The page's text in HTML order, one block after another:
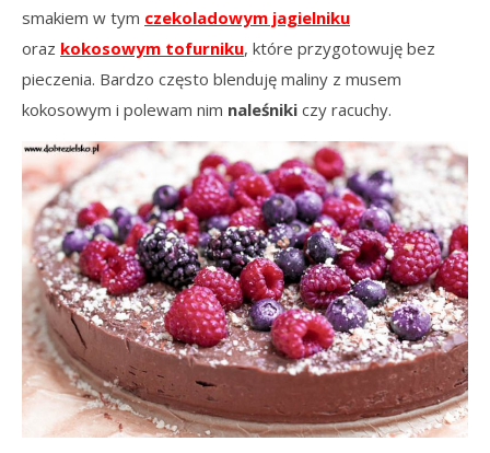
smakiem w tym czekoladowym jagielniku
oraz kokosowym tofurniku, które przygotowuję bez
pieczenia. Bardzo często blenduję maliny z musem
kokosowym i polewam nim naleśniki czy racuchy.